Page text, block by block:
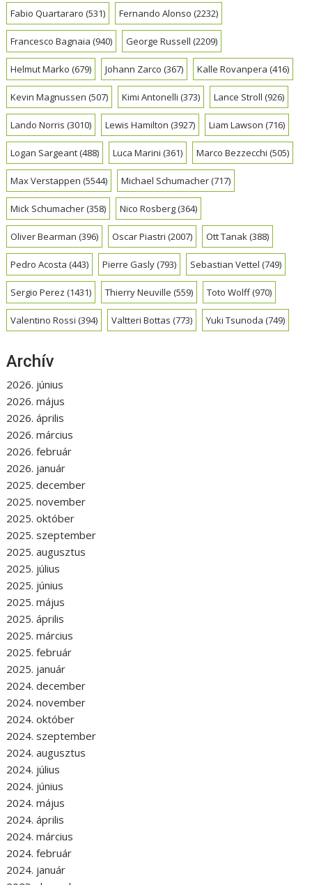
Fabio Quartararo (531) Fernando Alonso (2232)
Francesco Bagnaia (940) George Russell (2209)
Helmut Marko (679) Johann Zarco (367) Kalle Rovanpera (416)
Kevin Magnussen (507) Kimi Antonelli (373) Lance Stroll (926)
Lando Norris (3010) Lewis Hamilton (3927) Liam Lawson (716)
Logan Sargeant(488) Luca Marini (361) Marco Bezzecchi (505)
Max Verstappen (5544) Michael Schumacher(717)
Mick Schumacher(358) Nico Rosberg(364)
Oliver Bearman (396) Oscar Piastri (2007) Ott Tanak(388)
Pedro Acosta (443) Pierre Gasly(793) Sebastian Vettel (749)
Sergio Perez (1431) Thierry Neuville (559) Toto Wolff(970)
Valentino Rossi (394) Valtteri Bottas (773) Yuki Tsunoda (749)
Archív
2026. június
2026. május
2026. április
2026. március
2026. február
2026. január
2025. december
2025. november
2025. október
2025. szeptember
2025. augusztus
2025. július
2025. június
2025. május
2025. április
2025. március
2025. február
2025. január
2024. december
2024. november
2024. október
2024. szeptember
2024. augusztus
2024. július
2024. június
2024. május
2024. április
2024. március
2024. február
2024. január